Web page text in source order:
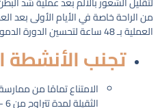
من الراحة خاصة في الأيام الأولى بعد
العملية بـ 48 ساعة لتحسين الدورة الدموية ومنع تكوين الجلطات الدموية.
تجنب الأنشطة
الامتناع تمامًا من